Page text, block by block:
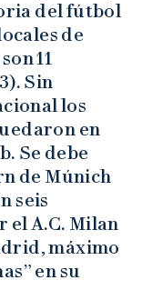
del fútbol
de
11
Sin
los
en
Se debe
de Múnich
seis
el A.C. Milan
máximo
en su